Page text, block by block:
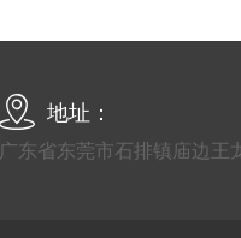
地址：
广东省东莞市石排镇庙边王